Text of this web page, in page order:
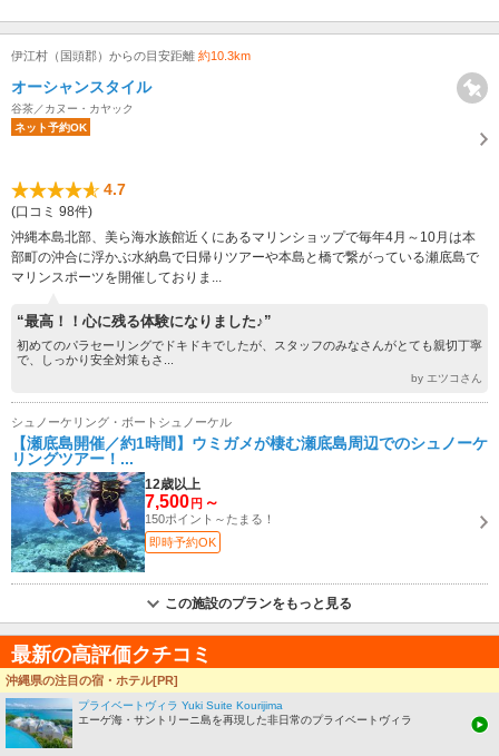
伊江村（国頭郡）からの目安距離 約10.3km
オーシャンスタイル
谷茶／カヌー・カヤック
ネット予約OK
4.7
(口コミ 98件)
沖縄本島北部、美ら海水族館近くにあるマリンショップで毎年4月～10月は本
部町の沖合に浮かぶ水納島で日帰りツアーや本島と橋で繋がっている瀬底島で
マリンスポーツを開催しておりま...
“最高！！心に残る体験になりました♪”
初めてのパラセーリングでドキドキでしたが、スタッフのみなさんがとても親切丁寧
で、しっかり安全対策もさ...
by エツコさん
シュノーケリング・ボートシュノーケル
【瀬底島開催／約1時間】ウミガメが棲む瀬底島周辺でのシュノーケ
リングツアー！...
12歳以上
7,500 円 ～
150ポイント～たまる！
即時予約OK
この施設のプランをもっと見る
最新の高評価クチコミ
沖縄周辺のシュノーケリング・ボートシュノーケル
新原海底観光センター
5.0
沖縄県の注目の宿・ホテル[PR]
プライベートヴィラ Yuki Suite Kourijima
エーゲ海・サントリーニ島を再現した非日常のプライベートヴィラ